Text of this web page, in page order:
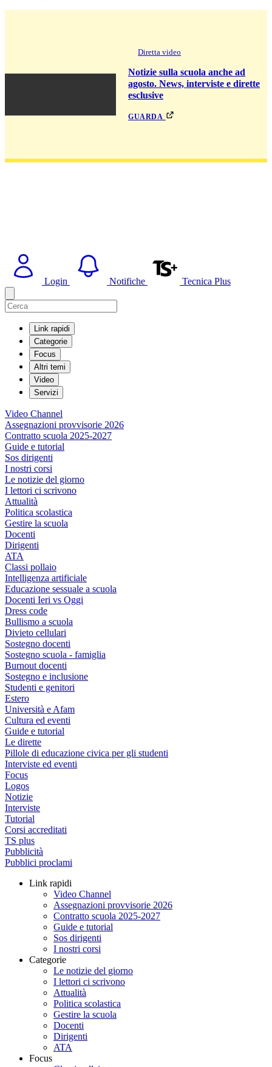
Diretta video
Notizie sulla scuola anche ad
agosto. News, interviste e dirette
esclusive
guarda
Login Notifiche Tecnica Plus
Link rapidi
Categorie
Focus
Altri temi
Video
Servizi
Video Channel
Assegnazioni provvisorie 2026
Contratto scuola 2025-2027
Guide e tutorial
Sos dirigenti
I nostri corsi
Le notizie del giorno
I lettori ci scrivono
Attualità
Politica scolastica
Gestire la scuola
Docenti
Dirigenti
ATA
Classi pollaio
Intelligenza artificiale
Educazione sessuale a scuola
Docenti Ieri vs Oggi
Dress code
Bullismo a scuola
Divieto cellulari
Sostegno docenti
Sostegno scuola - famiglia
Burnout docenti
Sostegno e inclusione
Studenti e genitori
Estero
Università e Afam
Cultura ed eventi
Guide e tutorial
Le dirette
Pillole di educazione civica per gli studenti
Interviste ed eventi
Focus
Logos
Notizie
Interviste
Tutorial
Corsi accreditati
TS plus
Pubblicità
Pubblici proclami
Link rapidi
Video Channel
Assegnazioni provvisorie 2026
Contratto scuola 2025-2027
Guide e tutorial
Sos dirigenti
I nostri corsi
Categorie
Le notizie del giorno
I lettori ci scrivono
Attualità
Politica scolastica
Gestire la scuola
Docenti
Dirigenti
ATA
Focus